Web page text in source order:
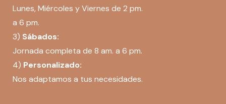
Lunes, Miércoles y Viernes de 2 pm.
a 6 pm.
3) Sábados:
Jornada completa de 8 am. a 6 pm.
4) Personalizado:
Nos adaptamos a tus necesidades.